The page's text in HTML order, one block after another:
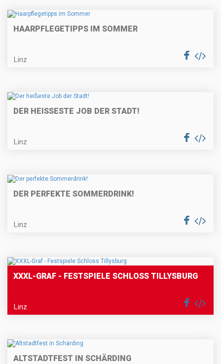
HAARPFLEGETIPPS IM SOMMER
Linz
DER HEISSESTE JOB DER STADT!
Linz
DER PERFEKTE SOMMERDRINK!
Linz
XXXL-GRAF - FESTSPIELE SCHLOSS TILLYSBURG
Linz
ALTSTADTFEST IN SCHÄRDING